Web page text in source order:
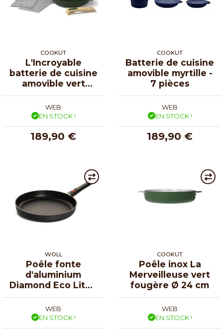
COOKUT
L'Incroyable
batterie de cuisine
amovible vert
fougère
WEB
EN STOCK !
189,90 €
COOKUT
Batterie de cuisine
amovible myrtille -
7 pièces
WEB
EN STOCK !
189,90 €
WOLL
Poêle fonte
d'aluminium
Diamond Eco Lite -
Ø 28 cm
WEB
EN STOCK !
COOKUT
Poêle inox La
Merveilleuse vert
fougère Ø 24 cm
WEB
EN STOCK !